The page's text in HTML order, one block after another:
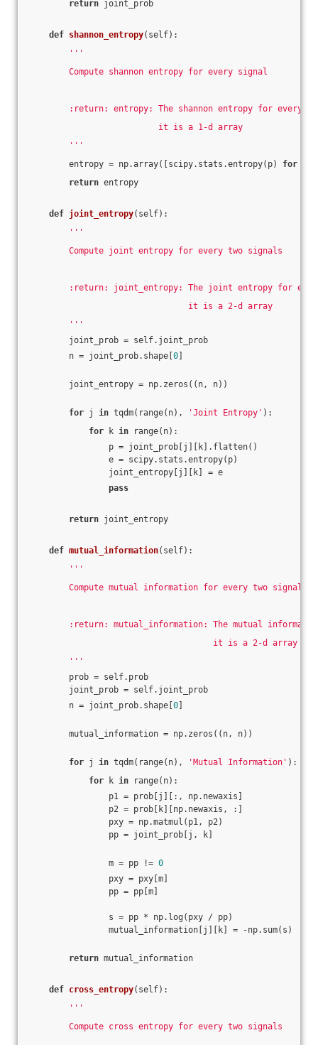
return joint_prob
def shannon_entropy(self) :
'''
Compute shannon entropy for every signal
:return: entropy: The shannon entropy for every
it is a 1-d array
'''
entropy = np.array([scipy.stats.entropy(p) for
return entropy
def joint_entropy(self) :
'''
Compute joint entropy for every two signals
:return: joint_entropy: The joint entropy for every
it is a 2-d array
'''
joint_prob = self.joint_prob
n = joint_prob.shape[ 0
joint_entropy = np.zeros((n, n))
for j in tqdm(range(n), 'Joint Entropy' ):
for k in range(n):
p = joint_prob[j][k].flatten()
e = scipy.stats.entropy(p)
joint_entropy[j][k] = e
pass
return joint_entropy
def mutual_information(self) :
'''
Compute mutual information for every two signals
:return: mutual_information: The mutual information
it is a 2-d array
'''
prob = self.prob
joint_prob = self.joint_prob
n = joint_prob.shape[ 0
mutual_information = np.zeros((n, n))
for j in tqdm(range(n), 'Mutual Information' ):
for k in range(n):
p1 = prob[j][:, np.newaxis]
p2 = prob[k][np.newaxis, :]
pxy = np.matmul(p1, p2)
pp = joint_prob[j, k]
m = pp != 0
pxy = pxy[m]
pp = pp[m]
s = pp * np.log(pxy / pp)
mutual_information[j][k] = -np.sum(s)
return mutual_information
def cross_entropy(self) :
'''
Compute cross entropy for every two signals